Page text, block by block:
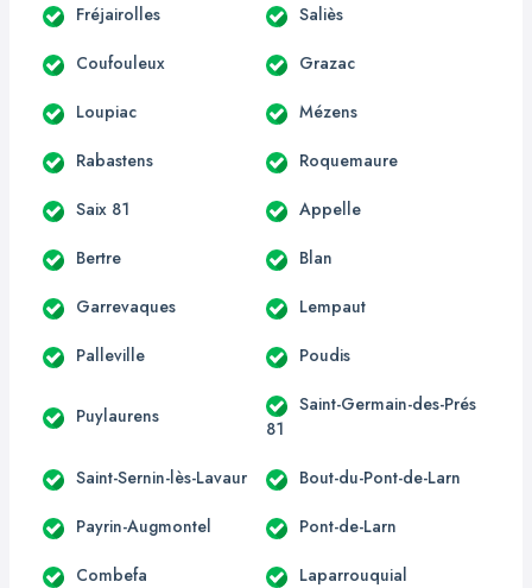
Fréjairolles Saliès
Coufouleux Grazac
Loupiac Mézens
Rabastens Roquemaure
Saix 81 Appelle
Bertre Blan
Garrevaques Lempaut
Palleville Poudis
Puylaurens
Saint-Germain-des-Prés
81
Saint-Sernin-lès-Lavaur Bout-du-Pont-de-Larn
Payrin-Augmontel Pont-de-Larn
Combefa Laparrouquial